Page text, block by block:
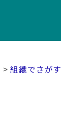
>組織でさがす